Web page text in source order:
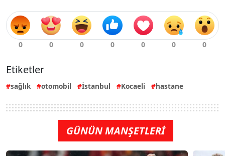
Etiketler
sağlık otomobil İstanbul Kocaeli hastane
GÜNÜN MANŞETLERİ